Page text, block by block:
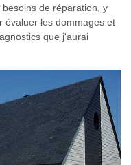
de réparation, y
évaluer les dommages et
que j'aurai